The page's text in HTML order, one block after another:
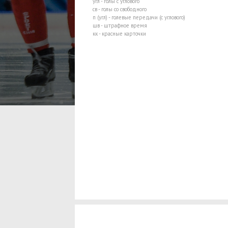
св - голы со свободного
п (угл) - голевые передачи (с углового)
шв - штрафное время
кк - красные карточки